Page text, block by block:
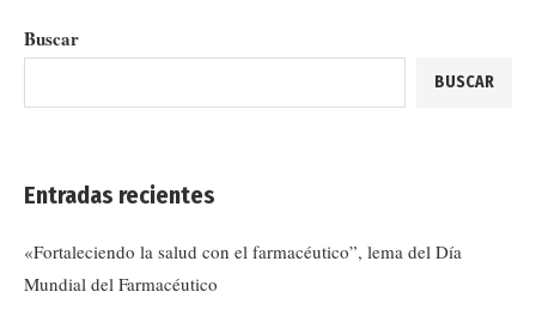
Buscar
BUSCAR
Entradas recientes
«Fortaleciendo la salud con el farmacéutico”, lema del Día
Mundial del Farmacéutico